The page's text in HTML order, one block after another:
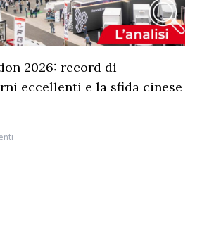
2026: record di
eccellenti e la sfida cinese